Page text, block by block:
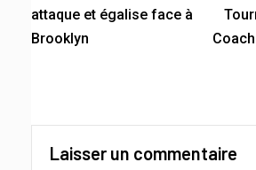
attaque et égalise face à
Brooklyn
Laisser un commentaire